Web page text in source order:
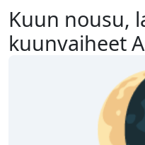
Kuun nousu,
kuunvaiheet